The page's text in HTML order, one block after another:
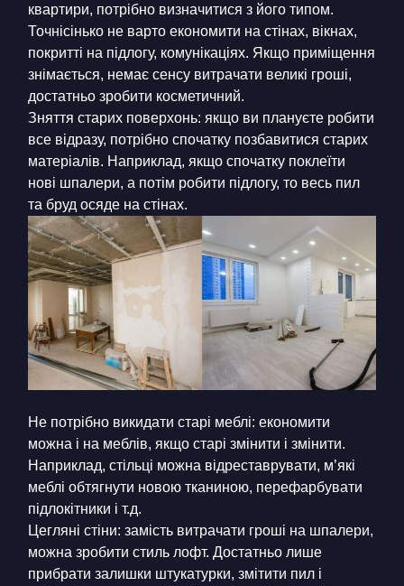
квартири, потрібно визначитися з його типом.
Точнісінько не варто економити на стінах, вікнах,
покритті на підлогу, комунікаціях. Якщо приміщення
знімається, немає сенсу витрачати великі гроші,
достатньо зробити косметичний.
Зняття старих поверхонь: якщо ви плануєте робити
все відразу, потрібно спочатку позбавитися старих
матеріалів. Наприклад, якщо спочатку поклеїти
нові шпалери, а потім робити підлогу, то весь пил
та бруд осяде на стінах.
Не потрібно викидати старі меблі: економити
можна і на меблів, якщо старі змінити і змінити.
Наприклад, стільці можна відреставрувати, м’які
меблі обтягнути новою тканиною, перефарбувати
підлокітники і т.д.
Цегляні стіни: замість витрачати гроші на шпалери,
можна зробити стиль лофт. Достатньо лише
прибрати залишки штукатурки, змітити пил і